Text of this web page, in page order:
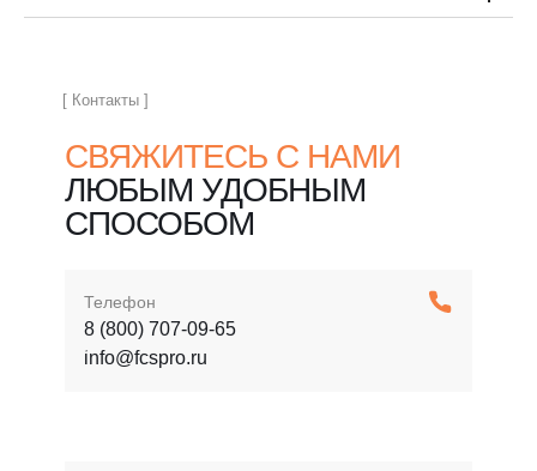
Телефон
8 (800) 707-09-65
info@fcspro.ru
СВЯЖИТЕСЬ С НАМИ
ЛЮБЫМ УДОБНЫМ
СПОСОБОМ
[ Контакты ]